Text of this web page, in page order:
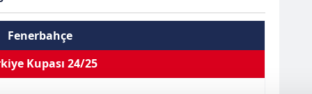
Fenerbahçe
Kupası 24/25